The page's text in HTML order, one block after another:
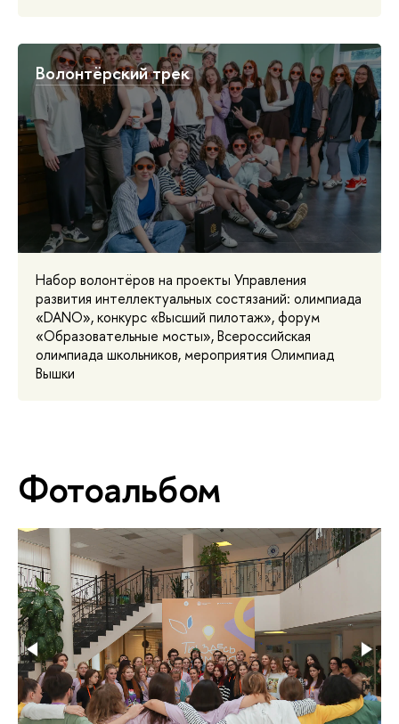
Волонтёрский трек
Набор волонтёров на проекты Управления
развития интеллектуальных состязаний: олимпиада
«DANO», конкурс «Высший пилотаж», форум
«Образовательные мосты», Всероссийская
олимпиада школьников, мероприятия Олимпиад
Вышки
Фотоальбом